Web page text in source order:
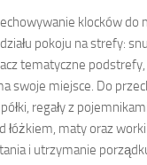
klocków do
pokoju na strefy:
tematyczne
swoje miejsce. Do
regały z
łóżkiem, maty oraz
i utrzymanie